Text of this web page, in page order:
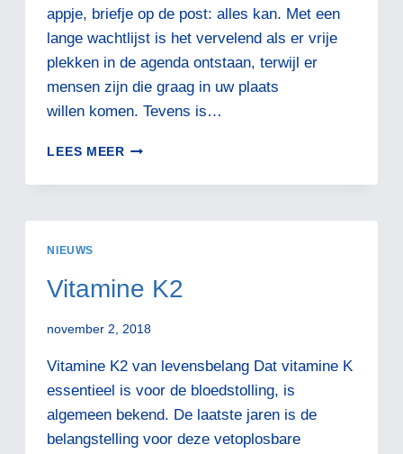
appje, briefje op de post: alles kan. Met een
lange wachtlijst is het vervelend als er vrije
plekken in de agenda ontstaan, terwijl er
mensen zijn die graag in uw plaats
willen komen. Tevens is…
LEES MEEREERSTE
EN
NIEUWS
Vitamine K2
november 2, 2018
Vitamine K2 van levensbelang Dat vitamine K
essentieel is voor de bloedstolling, is
algemeen bekend. De laatste jaren is de
belangstelling voor deze vetoplosbare